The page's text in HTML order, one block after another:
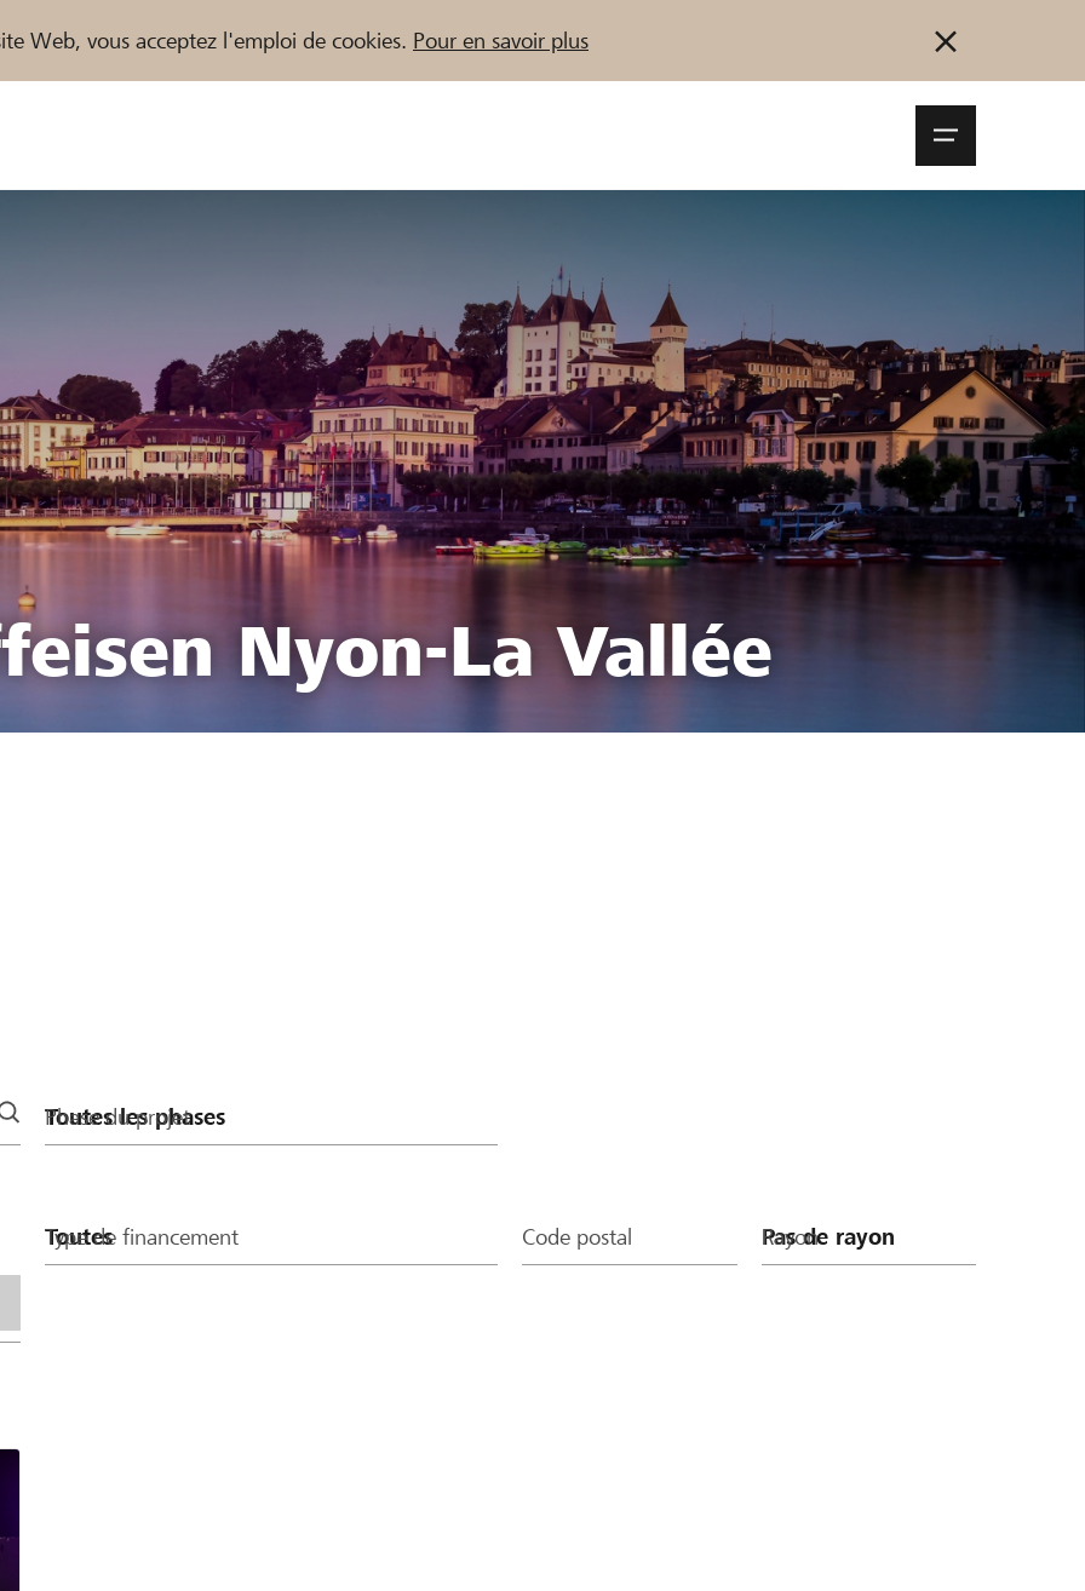
Web, vous acceptez l'emploi de cookies. Pour en savoir plus
Démarrez maintenant
Nyon-La Vallée
Phase du projet
Type de financement Code postal Rayon